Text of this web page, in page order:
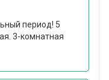
период! 5
3-комнатная